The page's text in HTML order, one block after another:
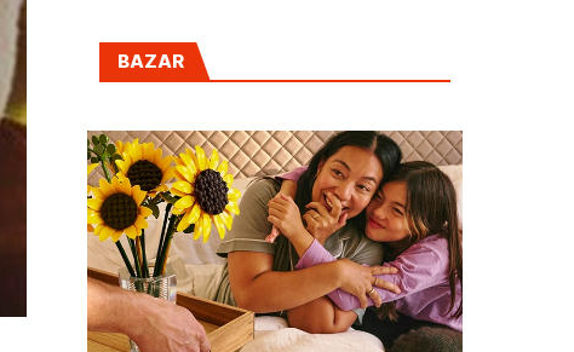
BAZAR